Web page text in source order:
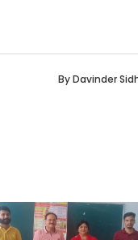
ByDavinder